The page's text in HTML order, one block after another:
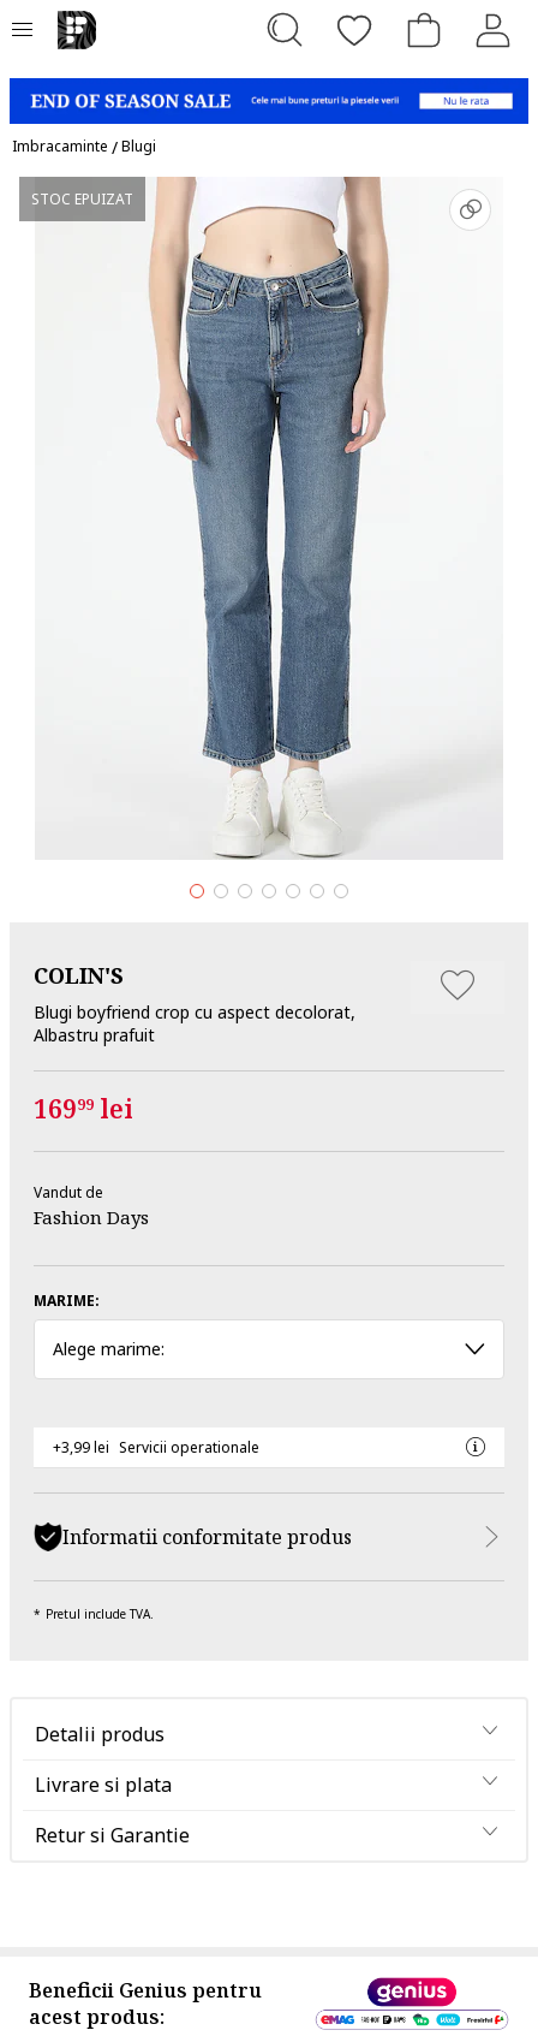
Imbracaminte /Blugi
STOC EPUIZAT
COLIN'S
Blugi boyfriend crop cu aspect decolorat,
Albastru prafuit
16999 lei
Vandut de
Fashion Days
MARIME:
Alege marime:
+3,99 lei Servicii operationale
Informatii conformitate produs
Pretul include TVA.
Detalii produs
Livrare si plata
Retur si Garantie
Beneficii Genius pentru
acest produs: